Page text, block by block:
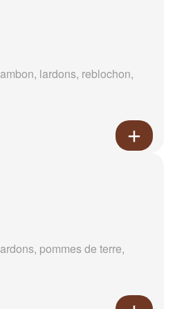
lardons, reblochon,
pommes de terre,